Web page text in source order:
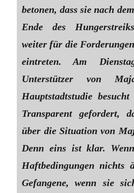
betonen, dass sie nach dem
Ende des Hungerstreiks
weiter für die Forderungen
eintreten. Am
Unterstützer von
Hauptstadtstudie
Transparent gefordert,
über die Situation von
Denn eins ist klar.
Haftbedingungen nichts
Gefangene, wenn sie